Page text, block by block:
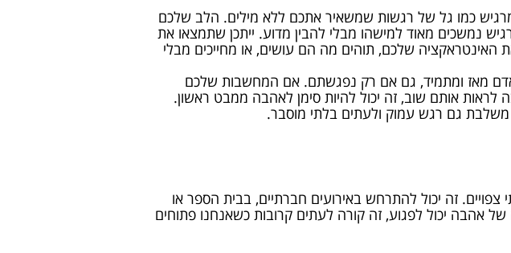
כמו גל של רגשות שמשאיר אתכם ללא מילים. הלב שלכם
נמשכים מאוד למישהו מבלי להבין מדוע. ייתכן שתמצאו את
שלכם, תוהים מה הם עושים, או מחייכים מבלי
מאז ומתמיד, גם אם רק נפגשתם. אם המחשבות שלכם
אותם שוב, זה יכול להיות סימן לאהבה ממבט ראשון.
גם רגש עמוק ולעתים בלתי מוסבר.
זה יכול להתרחש באירועים חברתיים, בבית הספר או
של אהבה יכול לפגוע, זה קורה לעתים קרובות כשאנחנו פתוחים